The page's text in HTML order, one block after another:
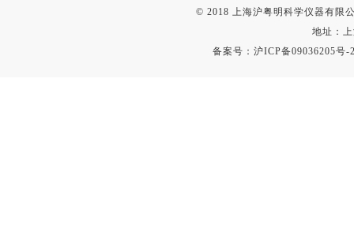
© 2018 上海沪粤明科学仪器有限
地址：
备案号：沪ICP备09036205号-